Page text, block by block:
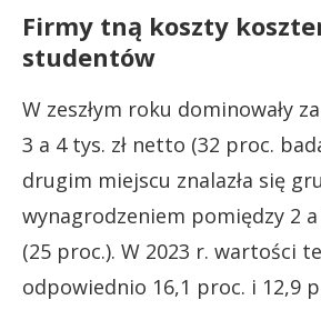
Firmy tną koszty
studentów
W zeszłym roku dominowały
3 a 4 tys. zł netto (32 proc.
drugim miejscu znalazła się
wynagrodzeniem pomiędzy 2 a
(25 proc.). W 2023 r. wartości
odpowiednio 16,1 proc. i 12,9